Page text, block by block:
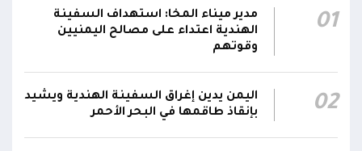
سفينة نفطية قبالة محطة كهرباء المخا باستخدام
زورق مفخخ
الكهرباء بالمخا
وزير الصحة: القصف الحوثي استهدف أحياءً سكنية
01
مدير ميناء المخا: استهداف السفينة
الهندية اعتداء على مصالح اليمنيين
وقوتهم
02
اليمن يدين إغراق السفينة الهندية ويشيد
بإنقاذ طاقمها في البحر الأحمر